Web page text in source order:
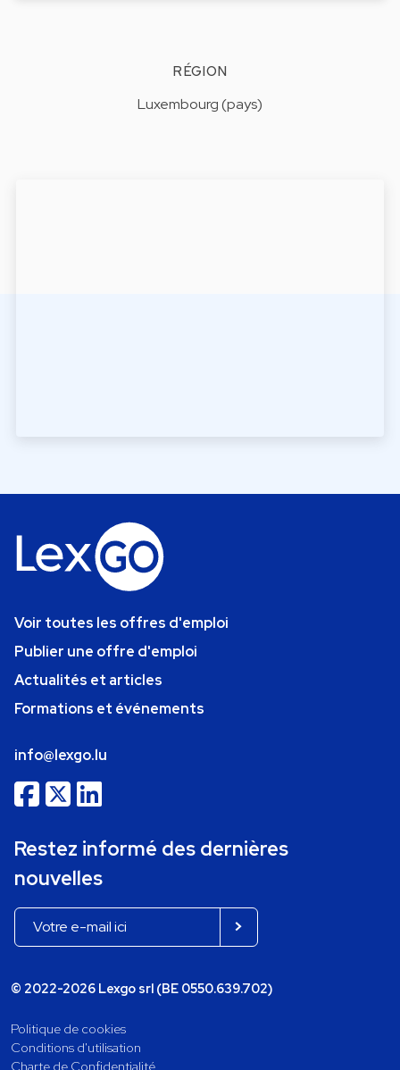
RÉGION
Luxembourg (pays)
Voir toutes les offres d'emploi
Publier une offre d'emploi
Actualités et articles
Formations et événements
info@lexgo.lu
Restez informé des dernières
nouvelles
© 2022-2026 Lexgo srl (BE 0550.639.702)
Politique de cookies
Conditions d'utilisation
Charte de Confidentialité